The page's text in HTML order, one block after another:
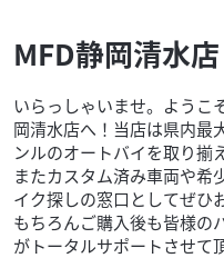
MFD静岡清水店
いらっしゃいませ。ようこ
岡清水店へ！当店は県内最
ンルのオートバイを取り揃
またカスタム済み車両や希
イク探しの窓口としてぜひ
もちろんご購入後も皆様の
がトータルサポートさせて